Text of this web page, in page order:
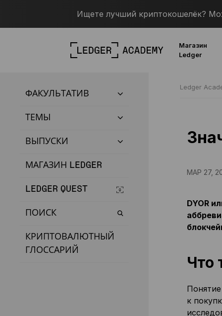
Ищете лучший криптокошелёк?
Магазин
Ledger
ФАКУЛЬТАТИВ
ТЕМЫ
ВЫПУСКИ
МАГАЗИН LEDGER
LEDGER QUEST
ПОИСК
КРИПТОВАЛЮТНЫЙ
ГЛОССАРИЙ
Ledger
МАР 27,
DYOR
Что
Понятие
к